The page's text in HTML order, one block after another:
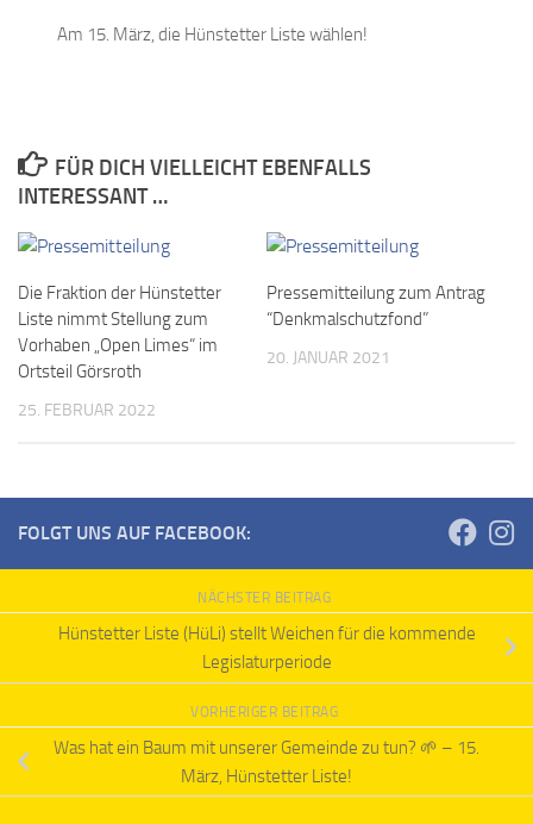
Am 15. März, die Hünstetter Liste wählen!
FÜR DICH VIELLEICHT EBENFALLS
INTERESSANT …
Die Fraktion der Hünstetter
Liste nimmt Stellung zum
Vorhaben „Open Limes“ im
Ortsteil Görsroth
25. FEBRUAR 2022
Pressemitteilung zum Antrag
“Denkmalschutzfond”
20. JANUAR 2021
FOLGT UNS AUF FACEBOOK:
NÄCHSTER BEITRAG
Hünstetter Liste (HüLi) stellt Weichen für die kommende
Legislaturperiode
VORHERIGER BEITRAG
Was hat ein Baum mit unserer Gemeinde zu tun? 🌱 – 15.
März, Hünstetter Liste!